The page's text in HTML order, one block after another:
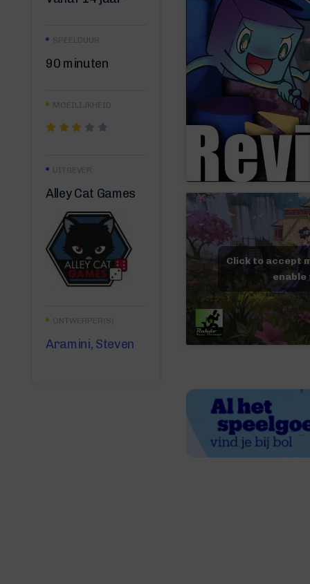
SPEELDUUR
90 minuten
MOEILIJKHEID
UITGEVER:
Alley Cat Games
ONTWERPER(S)
Aramini, Steven
Click to accept